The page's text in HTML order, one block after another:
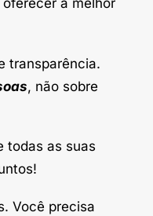
a melhor
transparência.
, não sobre
todas as suas
Você precisa